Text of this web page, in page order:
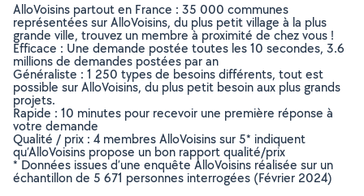
AlloVoisins partout en France : 35 000 communes
représentées sur AlloVoisins, du plus petit village à la plus
grande ville, trouvez un membre à proximité de chez vous !
Efficace : Une demande postée toutes les 10 secondes, 3.6
millions de demandes postées par an
Généraliste : 1 250 types de besoins différents, tout est
possible sur AlloVoisins, du plus petit besoin aux plus grands
projets.
Rapide : 10 minutes pour recevoir une première réponse à
votre demande
Qualité / prix : 4 membres AlloVoisins sur 5* indiquent
qu’AlloVoisins propose un bon rapport qualité/prix
* Données issues d’une enquête AlloVoisins réalisée sur un
échantillon de 5 671 personnes interrogées (Février 2024)